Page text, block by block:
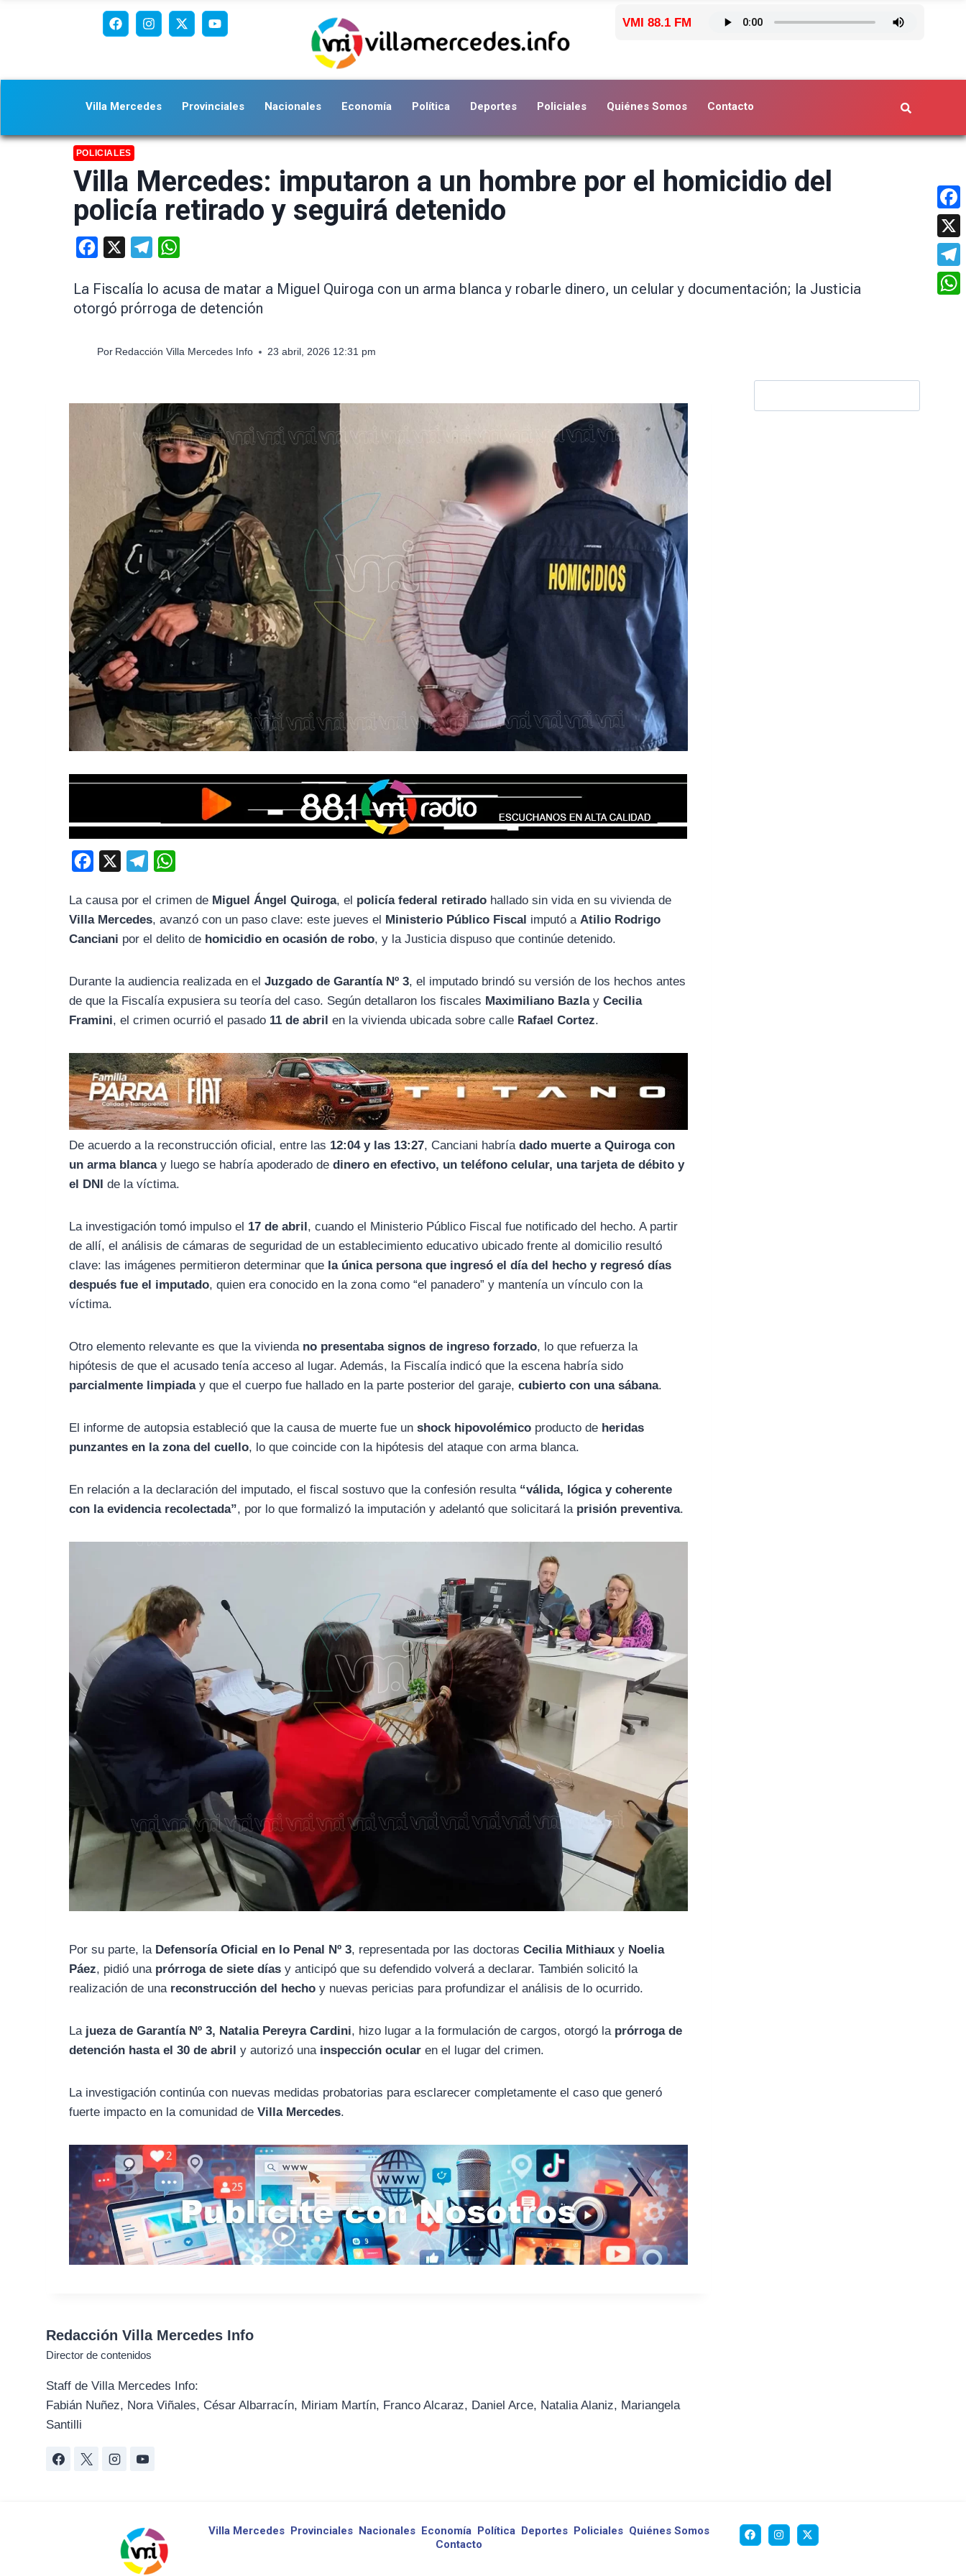
VMI 88.1 FM
Villa Mercedes Provinciales Nacionales Economía Política Deportes Policiales Quiénes Somos Contacto
POLICIALES
Villa Mercedes: imputaron a un hombre por el homicidio del
policía retirado y seguirá detenido
Facebook Telegram
La Fiscalía lo acusa de matar a Miguel Quiroga con un arma blanca y robarle dinero, un celular y documentación; la Justicia
otorgó prórroga de detención
Por Redacción Villa Mercedes Info 23 abril, 2026 12:31 pm
c
e
b
l
e
g
a
t
s
p
La causa por el crimen de Miguel Ángel Quiroga, el policía federal retirado hallado sin vida en su vivienda de
Villa Mercedes, avanzó con un paso clave: este jueves el Ministerio Público Fiscal imputó aAtilio Rodrigo
Canciani por el delito de homicidio en ocasión de robo, y la Justicia dispuso que continúe detenido.
Durante la audiencia realizada en elJuzgado de Garantía Nº 3, el imputado brindó su versión de los hechos antes
de que la Fiscalía expusiera su teoría del caso. Según detallaron los fiscales Maximiliano BazlayCecilia
Framini, el crimen ocurrió el pasado 11 de abril en la vivienda ubicada sobre calle Rafael Cortez.
De acuerdo a la reconstrucción oficial, entre las 12:04 y las 13:27, Canciani habríadado muerte a Quiroga con
un arma blancay luego se habría apoderado dedinero en efectivo, un teléfono celular, una tarjeta de débito y
el DNI de la víctima.
La investigación tomó impulso el 17 de abril, cuando el Ministerio Público Fiscal fue notificado del hecho. A partir
de allí, el análisis de cámaras de seguridad de un establecimiento educativo ubicado frente al domicilio resultó
clave: las imágenes permitieron determinar que la única persona que ingresó el día del hecho y regresó días
después fue el imputado, quien era conocido en la zona como “el panadero” y mantenía un vínculo con la
víctima.
Otro elemento relevante es que la vivienda no presentaba signos de ingreso forzado, lo que refuerza la
hipótesis de que el acusado tenía acceso al lugar. Además, la Fiscalía indicó que la escena habría sido
parcialmente limpiaday que el cuerpo fue hallado en la parte posterior del garaje,cubierto con una sábana.
El informe de autopsia estableció que la causa de muerte fue unshock hipovolémico producto de heridas
punzantes en la zona del cuello, lo que coincide con la hipótesis del ataque con arma blanca.
En relación a la declaración del imputado, el fiscal sostuvo que la confesión resulta “válida, lógica y coherente
con la evidencia recolectada”, por lo que formalizó la imputación y adelantó que solicitará la prisión preventiva.
Por su parte, la Defensoría Oficial en lo Penal Nº 3, representada por las doctorasCecilia Mithiaux y Noelia
Páez, pidió una prórroga de siete días y anticipó que su defendido volverá a declarar. También solicitó la
realización de una reconstrucción del hecho y nuevas pericias para profundizar el análisis de lo ocurrido.
La jueza de Garantía Nº 3, Natalia Pereyra Cardini, hizo lugar a la formulación de cargos, otorgó la prórroga de
detención hasta el 30 de abril y autorizó una inspección ocular en el lugar del crimen.
La investigación continúa con nuevas medidas probatorias para esclarecer completamente el caso que generó
fuerte impacto en la comunidad deVilla Mercedes.
Redacción Villa Mercedes Info
Director de contenidos
Staff de Villa Mercedes Info:
Fabián Nuñez, Nora Viñales, César Albarracín, Miriam Martín, Franco Alcaraz, Daniel Arce, Natalia Alaniz, Mariangela
Santilli
Villa Mercedes Provinciales Nacionales Economía Política Deportes Policiales Quiénes Somos
Contacto
X